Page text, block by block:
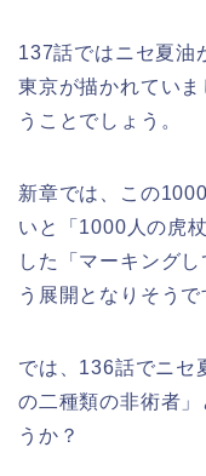
137話ではニセ夏油
東京が描かれてい
うことでしょう。
新章では、この
いと「1000人の虎
した「マーキング
う展開となりそうで
では、136話でニセ
の二種類の非術者
うか？